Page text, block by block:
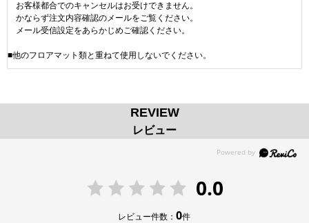
お客様都合でのキャンセルはお受けできません。
かならず注文内容確認のメールをご覧ください。
メール受信設定をあらかじめご確認ください。
■他のフロアマット類と重ねて使用しないでください。
REVIEW
レビュー
0.0
レビュー件数：0件